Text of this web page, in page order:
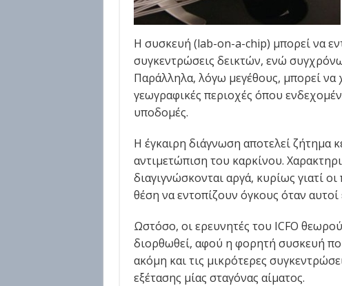
Η συσκευή (lab-on-a-chip) μπορεί να
συγκεντρώσεις δεικτών, ενώ
Παράλληλα, λόγω μεγέθους, μπορεί να
γεωγραφικές περιοχές όπου
υποδομές.
Η έγκαιρη διάγνωση αποτελεί ζήτημα
αντιμετώπιση του καρκίνου.
διαγιγνώσκονται αργά, κυρίως γιατί
θέση να εντοπίζουν όγκους όταν
Ωστόσο, οι ερευνητές του ICFO
διορθωθεί, αφού η φορητή συσκευή
ακόμη και τις μικρότερες
εξέτασης μίας σταγόνας αίματος.